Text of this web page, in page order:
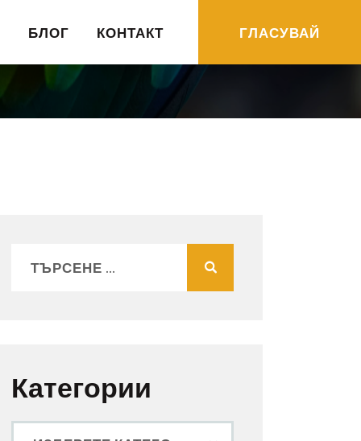
БЛОГ КОНТАКТ ГЛАСУВАЙ
Категории